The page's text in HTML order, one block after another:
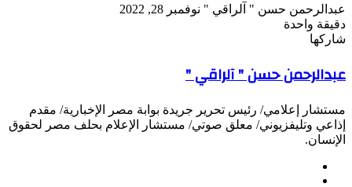
عبدالرحمن حسن " آلراقي " تابع
أرسل
نوفمبر 28, 2022
دقيقة واحدة
فيسبوك
‫X
لينكدإن
بينتيريست
‫Pocket
واتساب
تيلقرام
ڤايبر
لاين
شاركها
البريد
عبدالرحمن حسن " آلراقي "
مستشار إعلامي/ رئيس تحرير جريدة بوابة مصر الإخبارية/ مقدم
إذاعي وتليفزيوني/ معلق صوتي/ مستشار الإعلام بحلف مصر لحقوق
الإنسان.